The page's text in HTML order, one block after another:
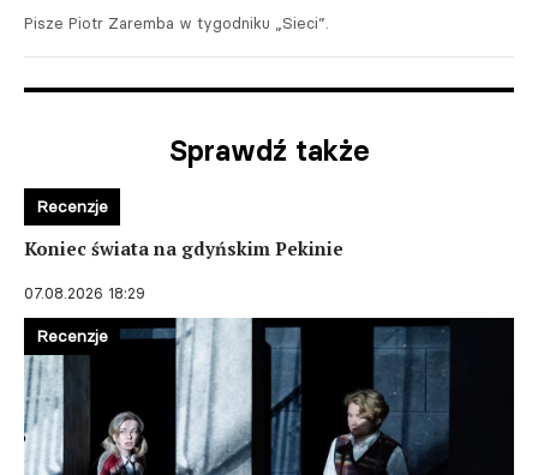
Pisze Piotr Zaremba w tygodniku „Sieci”.
Sprawdź także
Koniec świata na gdyńskim Pekinie
07.08.2026 18:29
Recenzje
Recenzje